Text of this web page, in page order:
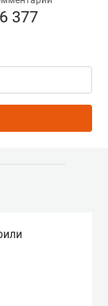
377